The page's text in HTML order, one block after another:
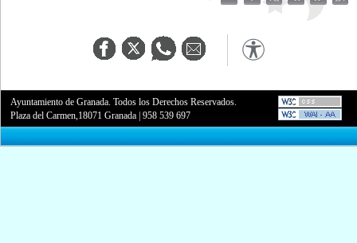
Ayuntamiento de Granada. Todos los Derechos Reservados.
Plaza del Carmen,18071 Granada |958 539 697